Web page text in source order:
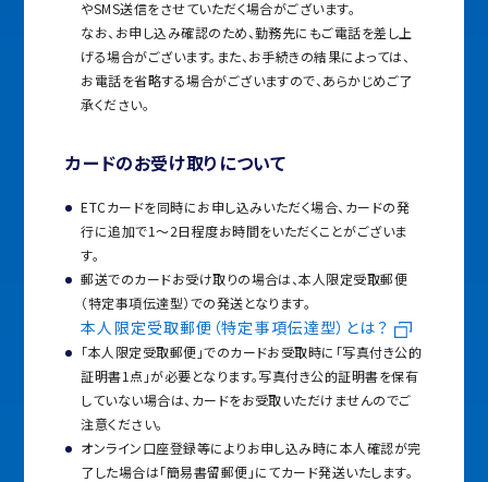
やSMS送信をさせていただく場合がございます。
なお、お申し込み確認のため、勤務先にもご電話を差し上
げる場合がございます。また、お手続きの結果によっては、
お電話を省略する場合がございますので、あらかじめご了
承ください。
カードのお受け取りについて
ETCカードを同時にお申し込みいただく場合、カードの発
行に追加で1～2日程度お時間をいただくことがございま
す。
郵送でのカードお受け取りの場合は、本人限定受取郵便
（特定事項伝達型）での発送となります。
本人限定受取郵便（特定事項伝達型）とは？
「本人限定受取郵便」でのカードお受取時に「写真付き公的
証明書1点」が必要となります。写真付き公的証明書を保有
していない場合は、カードをお受取いただけませんのでご
注意ください。
オンライン口座登録等によりお申し込み時に本人確認が完
了した場合は「簡易書留郵便」にてカード発送いたします。